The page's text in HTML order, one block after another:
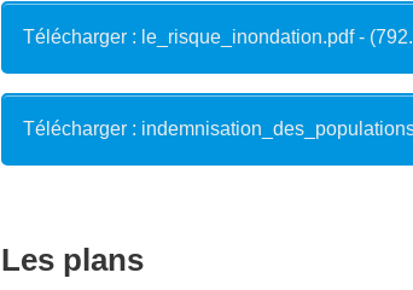
Télécharger : le_risque_inondation.pdf -
Télécharger :
Les plans